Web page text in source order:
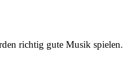
richtig gute Musik spielen.